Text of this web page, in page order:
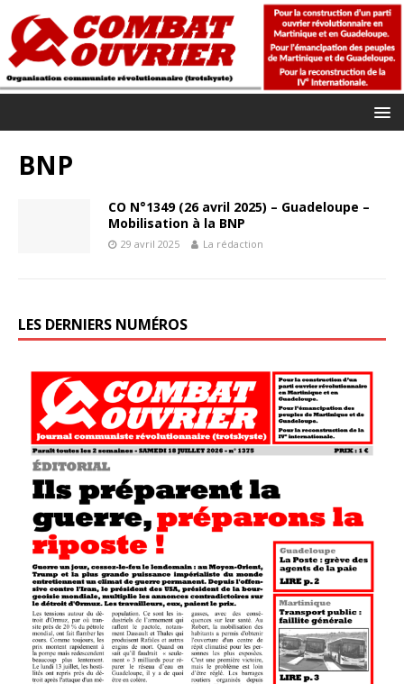
BNP
CO N°1349 (26 avril 2025) – Guadeloupe –
Mobilisation à la BNP
29 avril 2025 La rédaction
LES DERNIERS NUMÉROS